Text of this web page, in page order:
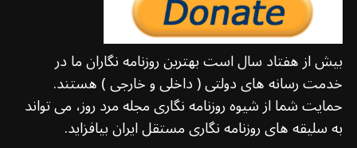
بیش از هفتاد سال است بهترین روزنامه نگاران ما در
خدمت رسانه های دولتی ( داخلی و خارجی ) هستند.
حمایت شما از شیوه روزنامه نگاری مجله مرد روز، می تواند
به سلیقه های روزنامه نگاری مستقل ایران بیافزاید.